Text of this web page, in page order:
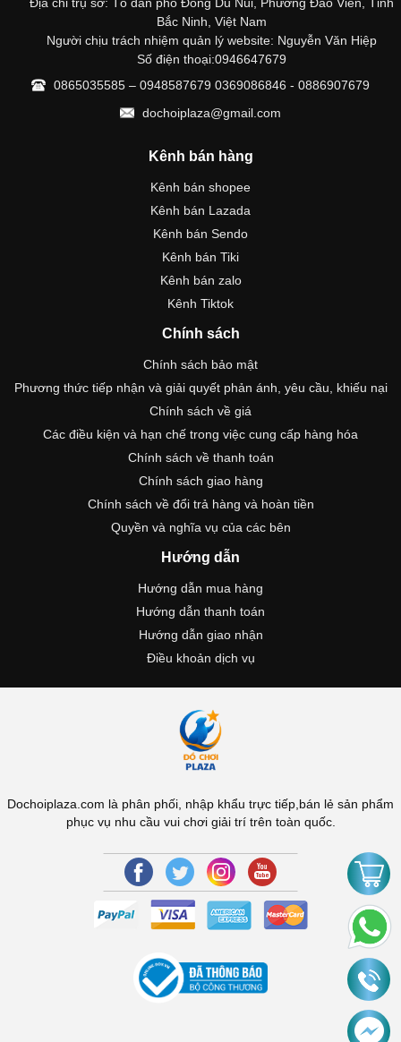
Địa chỉ trụ sở: Tổ dân phố Đông Du Núi, Phường Đào Viên, Tỉnh
Bắc Ninh, Việt Nam
Người chịu trách nhiệm quản lý website: Nguyễn Văn Hiệp
Số điện thoại:0946647679
0865035585 – 0948587679 0369086846 - 0886907679
dochoiplaza@gmail.com
Kênh bán hàng
Kênh bán shopee
Kênh bán Lazada
Kênh bán Sendo
Kênh bán Tiki
Kênh bán zalo
Kênh Tiktok
Chính sách
Chính sách bảo mật
Phương thức tiếp nhận và giải quyết phản ánh, yêu cầu, khiếu nại
Chính sách về giá
Các điều kiện và hạn chế trong việc cung cấp hàng hóa
Chính sách về thanh toán
Chính sách giao hàng
Chính sách về đổi trả hàng và hoàn tiền
Quyền và nghĩa vụ của các bên
Hướng dẫn
Hướng dẫn mua hàng
Hướng dẫn thanh toán
Hướng dẫn giao nhận
Điều khoản dịch vụ
Dochoiplaza.com là phân phối, nhập khẩu trực tiếp,bán lẻ sản phẩm
phục vụ nhu cầu vui chơi giải trí trên toàn quốc.